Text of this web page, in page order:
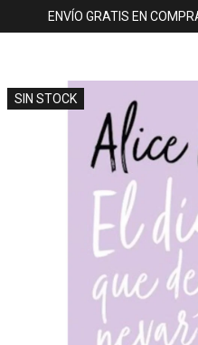
ENVÍO GRATIS EN
SIN STOCK